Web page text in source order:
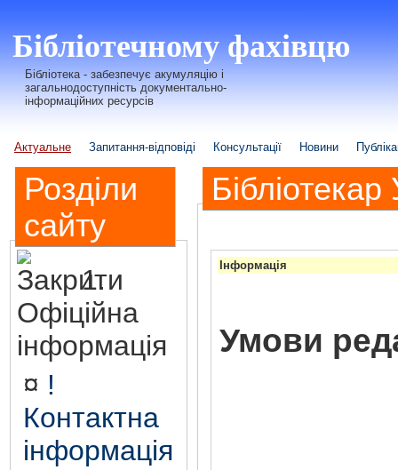
Бібліотечному фахівцю
Бібліотека - забезпечує акумуляцію і
загальнодоступність документально-
інформаційних ресурсів
Актуальне Запитання-відповіді Консультації Новини
Розділи
сайту
1.
Офіційна
інформація
¤ !
Контактна
інформація
Інформація
Умови